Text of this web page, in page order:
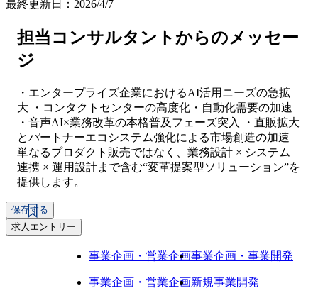
最終更新日：2026/4/7
担当コンサルタントからのメッセー
ジ
・エンタープライズ企業におけるAI活用ニーズの急拡
大 ・コンタクトセンターの高度化・自動化需要の加速
・音声AI×業務改革の本格普及フェーズ突入 ・直販拡大
とパートナーエコシステム強化による市場創造の加速
単なるプロダクト販売ではなく、業務設計 × システム
連携 × 運用設計まで含む“変革提案型ソリューション”を
提供します。
保存する
求人エントリー
事業企画・営業企画事業企画・事業開発
事業企画・営業企画新規事業開発